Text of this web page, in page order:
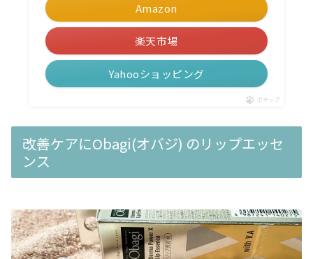
Amazon
楽天市場
Yahooショッピング
ポチップ
改善ケアにObagi(オバジ) のリップエッセ
ンス